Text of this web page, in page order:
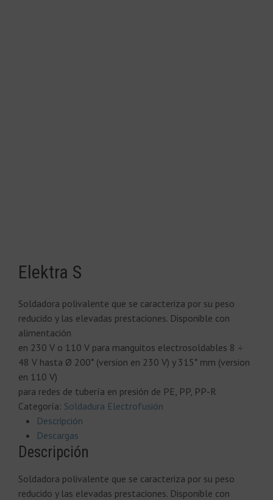
Elektra S
Soldadora polivalente que se caracteriza por su peso
reducido y las elevadas prestaciones. Disponible con
alimentación
en 230 V o 110 V para manguitos electrosoldables 8 ÷
48 V hasta Ø 200* (version en 230 V) y 315* mm (version
en 110 V)
para redes de tubería en presión de PE, PP, PP-R
Categoría: Soldadura Electrofusión
Descripción
Descargas
Descripción
Soldadora polivalente que se caracteriza por su peso
reducido y las elevadas prestaciones. Disponible con